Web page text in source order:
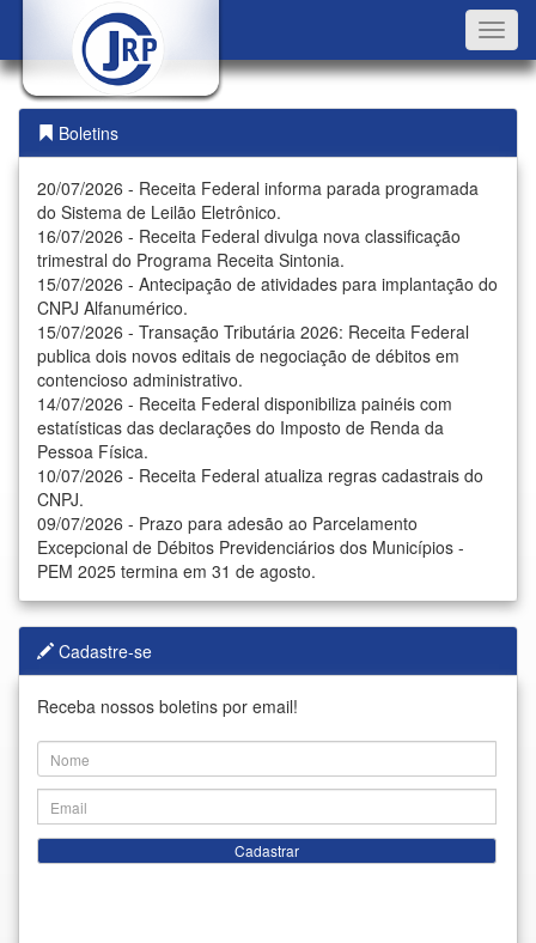
Boletins
20/07/2026 - Receita Federal informa parada programada
do Sistema de Leilão Eletrônico.
16/07/2026 - Receita Federal divulga nova classificação
trimestral do Programa Receita Sintonia.
15/07/2026 - Antecipação de atividades para implantação do
CNPJ Alfanumérico.
15/07/2026 - Transação Tributária 2026: Receita Federal
publica dois novos editais de negociação de débitos em
contencioso administrativo.
14/07/2026 - Receita Federal disponibiliza painéis com
estatísticas das declarações do Imposto de Renda da
Pessoa Física.
10/07/2026 - Receita Federal atualiza regras cadastrais do
CNPJ.
09/07/2026 - Prazo para adesão ao Parcelamento
Excepcional de Débitos Previdenciários dos Municípios -
PEM 2025 termina em 31 de agosto.
Cadastre-se
Receba nossos boletins por email!
Cadastrar